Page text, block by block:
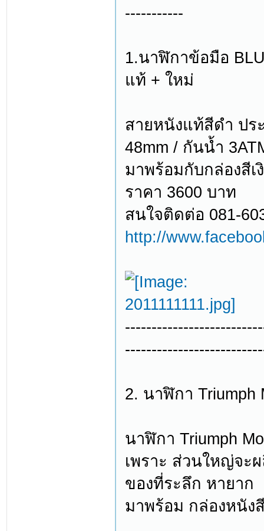
-----------
1.นาฬิกาข้อมือ
แท้ + ใหม่
สายหนังแท้สีดำ ปร
48mm / กันน้ำ
มาพร้อมกับกล่องสีเ
ราคา 3600 บาท
สนใจติดต่อ 081-
http://
2. นาฬิกา Triumph
นาฬิกา Triumph
เพราะ ส่วนใหญ่จะ
ของที่ระลึก หายาก
มาพร้อม กล่องหนัง